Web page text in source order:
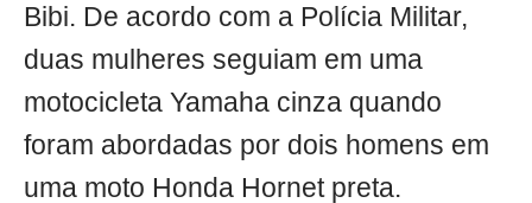
Bibi. De acordo com a Polícia Militar,
duas mulheres seguiam em uma
motocicleta Yamaha cinza quando
foram abordadas por dois homens em
uma moto Honda Hornet preta.